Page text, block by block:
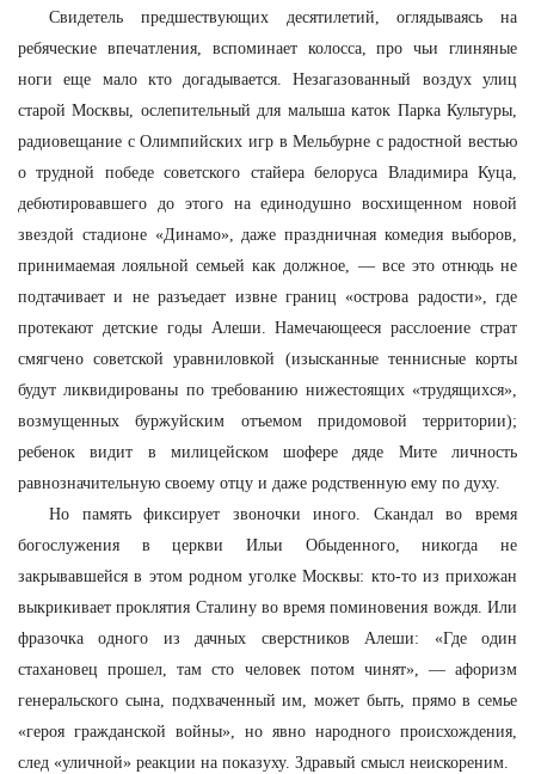
Свидетель предшествующих десятилетий, оглядываясь на
ребяческие впечатления, вспоминает колосса, про чьи глиняные
ноги еще мало кто догадывается. Незагазованный воздух улиц
старой Москвы, ослепительный для малыша каток Парка Культуры,
радиовещание с Олимпийских игр в Мельбурне с радостной вестью
о трудной победе советского стайера белоруса Владимира Куца,
дебютировавшего до этого на единодушно восхищенном новой
звездой стадионе «Динамо», даже праздничная комедия выборов,
принимаемая лояльной семьей как должное, — все это отнюдь не
подтачивает и не разъедает извне границ «острова радости», где
протекают детские годы Алеши. Намечающееся расслоение страт
смягчено советской уравниловкой (изысканные теннисные корты
будут ликвидированы по требованию нижестоящих «трудящихся»,
возмущенных буржуйским отъемом придомовой территории);
ребенок видит в милицейском шофере дяде Мите личность
равнозначительную своему отцу и даже родственную ему по духу.
Но память фиксирует звоночки иного. Скандал во время
богослужения в церкви Ильи Обыденного, никогда не
закрывавшейся в этом родном уголке Москвы: кто-то из прихожан
выкрикивает проклятия Сталину во время поминовения вождя. Или
фразочка одного из дачных сверстников Алеши: «Где один
стахановец прошел, там сто человек потом чинят», — афоризм
генеральского сына, подхваченный им, может быть, прямо в семье
«героя гражданской войны», но явно народного происхождения,
след «уличной» реакции на показуху. Здравый смысл неискореним.